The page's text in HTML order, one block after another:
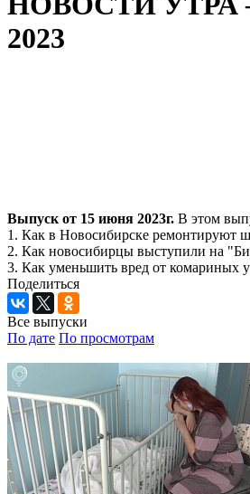
2023
Выпуск от 15 июня 2023г. В этом
1. Как в Новосибирске ремонтируют
2. Как новосибирцы выступили на
3. Как уменьшить вред от комариных
Поделиться
Все выпуски
По дате По просмотрам